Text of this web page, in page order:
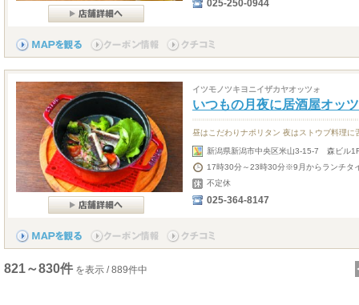
025-250-0944
イツモノツキヨニイザカヤオッツォ
いつもの月夜に居酒屋オッ
昼はこだわりナポリタン 夜はストウブ料理に
新潟県新潟市中央区米山3-15-7 森ビル
17時30分～23時30分※9月からランチタ
不定休
025-364-8147
821～830件 を表示 / 889件中